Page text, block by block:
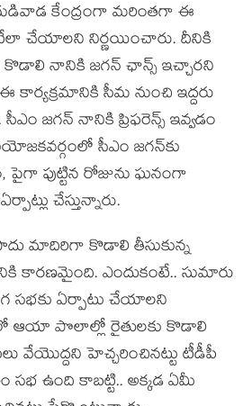
గుడివాడ కేంద్రంగా మ‌రింత‌గా ఈ
చేయాల‌ని నిర్ణ‌యించారు. దీనికి
నానికి జ‌గ‌న్ ఛాన్స్ ఇచ్చార‌ని
కార్య‌క్ర‌మానికి సీమ నుంచి ఇద్ద‌రు
జ‌గ‌న్ నానికి ప్రిఫ‌రెన్స్ ఇవ్వ‌డం
సీఎం జ‌గన్‌కు
పైగా పుట్టిన రోజును ఘ‌నంగా
చేస్తున్నారు.
మాదిరిగా కొడాలి తీసుకున్న
కార‌ణ‌మైంది. ఎందుకంటే.. సుమారు
స‌భ‌కు ఏర్పాటు చేయాల‌ని
ఆయా పొలాల్లో రైతుల‌కు కొడాలి
వేయొద్ద‌ని హెచ్చ‌రించిన‌ట్టు టీడీపీ
స‌భ ఉంది కాబ‌ట్టి.. అక్క‌డ ఏమీ